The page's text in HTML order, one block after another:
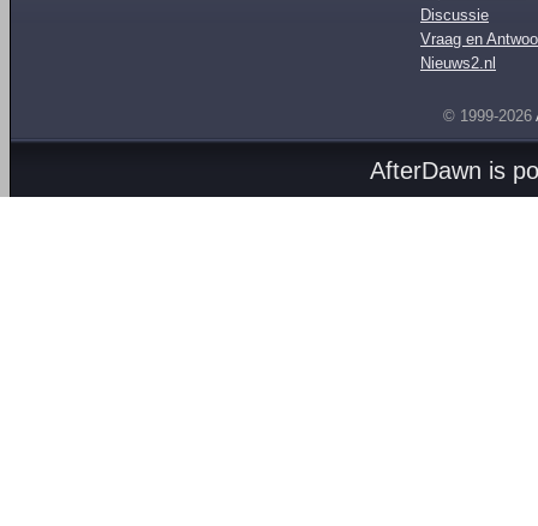
Discussie
Vraag en
Nieuws2.nl
© 1999-2026
AfterDawn is